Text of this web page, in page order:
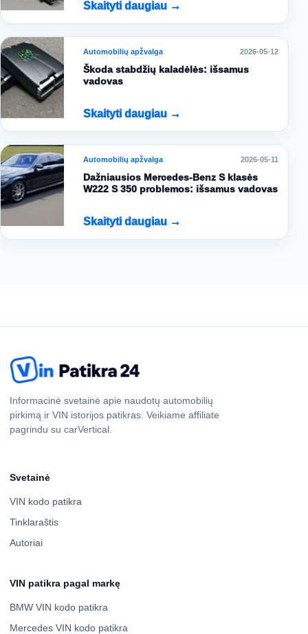
Skaityti daugiau →
Automobilių apžvalga 2026-05-12
Škoda stabdžių kaladėlės: išsamus
vadovas
Skaityti daugiau →
Automobilių apžvalga 2026-05-11
Dažniausios Mercedes-Benz S klasės
W222 S 350 problemos: išsamus vadovas
Skaityti daugiau →
Informacinė svetainė apie naudotų automobilių
pirkimą ir VIN istorijos patikras. Veikiame affiliate
pagrindu su carVertical.
Svetainė
VIN kodo patikra
Tinklaraštis
Autoriai
VIN patikra pagal markę
BMW VIN kodo patikra
Mercedes VIN kodo patikra